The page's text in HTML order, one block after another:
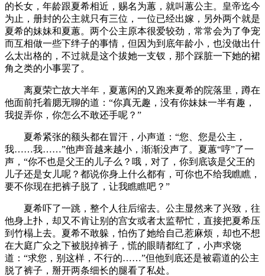
的长女，年龄跟夏希相近，赐名为蕙，就叫蕙公主。皇帝迄今
为止，册封的公主就只有三位，一位已经出嫁，另外两个就是
夏希的妹妹和夏蕙。两个公主原本很爱较劲，常常会为了争宠
而互相做一些下绊子的事情，但因为到底年龄小，也没做出什
么太出格的，不过就是这个拔她一支钗，那个踩脏一下她的裙
角之类的小事罢了。
离夏荣亡故大半年，夏蕙闲的又跑来夏希的院落里，蹲在
他面前托着腮无聊的道：“你真无趣，没有你妹妹一半有趣，
我捉弄你，你怎么不敢还手呢？”
夏希紧张的额头都在冒汗，小声道：“您、您是公主，
我……我……”他声音越来越小，渐渐没声了。夏蕙“哼”了一
声，“你不也是父王的儿子么？哦，对了，你到底该是父王的
儿子还是女儿呢？都说你身上什么都有，可你也不给我瞧瞧，
要不你现在把裤子脱了，让我瞧瞧吧？”
夏希吓了一跳，整个人往后缩去。公主显然来了兴致，往
他身上扑，却又不肯让别的宫女或者太监帮忙，直接把夏希压
到竹榻上去。夏希不敢躲，怕伤了她给自己惹麻烦，却也不想
在大庭广众之下被脱掉裤子，慌的眼睛都红了，小声求饶
道：“求您，别这样，不行的……”但他到底还是被霸道的公主
脱了裤子，掰开两条细长的腿看了私处。